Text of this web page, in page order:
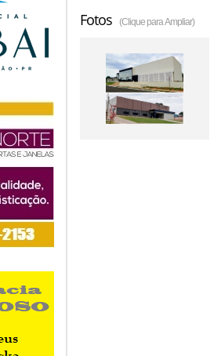
Fotos (Clique para Ampliar)